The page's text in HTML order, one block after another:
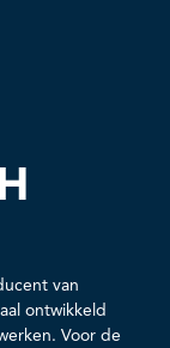
van
ontwikkeld
Voor de